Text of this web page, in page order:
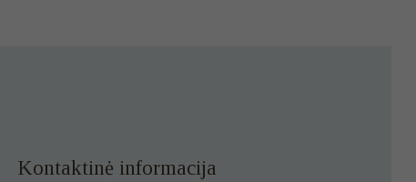
Kontaktinė informacija